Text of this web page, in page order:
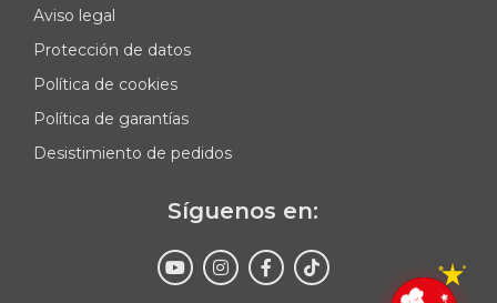
Aviso legal
Protección de datos
Política de cookies
Política de garantías
Desistimiento de pedidos
Síguenos en: